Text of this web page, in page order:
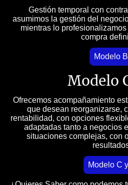
Gestión temporal con
asumimos la gestión del
mientras lo
compra
Modelo
Modelo B
Ofrecemos acompañamiento
que desean reorganizarse,
rentabilidad, con opciones
adaptadas tanto a negocios
situaciones complejas, con
Modelo C